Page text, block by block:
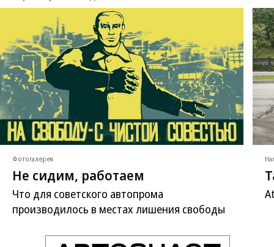
Фотогалерея
Не сидим, работаем
Что для советского автопрома
производилось в местах лишения свободы